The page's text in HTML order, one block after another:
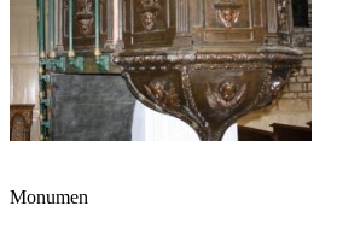
Monumen